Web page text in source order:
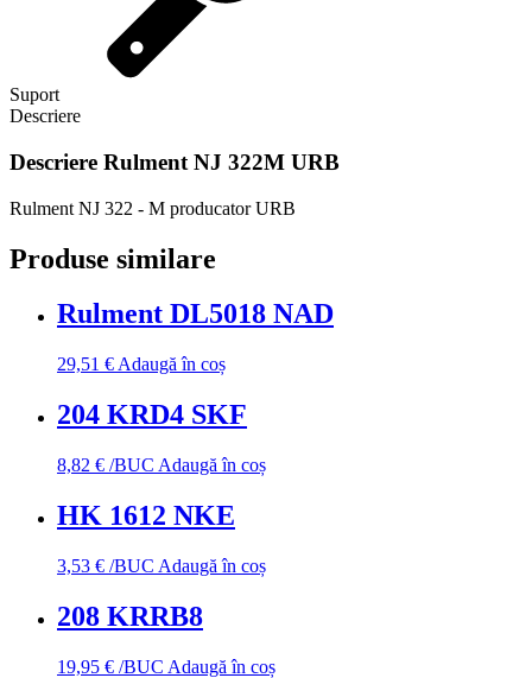
Suport
Descriere
Descriere Rulment NJ 322M URB
Rulment NJ 322 - M producator URB
Produse similare
Rulment DL5018 NAD
29,51 € Adaugă în coș
204 KRD4 SKF
8,82 € /BUC Adaugă în coș
HK 1612 NKE
3,53 € /BUC Adaugă în coș
208 KRRB8
19,95 € /BUC Adaugă în coș